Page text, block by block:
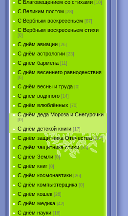
С Благовещением со стихами [10]
С Великим постом [28]
С Вербным воскресеньем [87]
С Вербным воскресеньем стихи
[0]
С днём авиации [26]
С днём астрологии [23]
С днём бармена [11]
С днём весеннего равноденствия
[6]
С днём весны и труда [0]
С днём водяного [14]
С днём влюблённых [70]
С днём деда Мороза и Снегурочки
[0]
С днём детской книги [17]
С днём защитника Отечества [227]
С днём защитника стихи [35]
С днём Земли [0]
С днём книг [0]
С днём космонавтики [26]
С днём компьютерщика [0]
С днём кошек [26]
С днём медика [42]
С днём науки [16]